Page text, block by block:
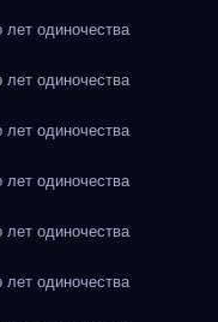
одиночества
одиночества
одиночества
одиночества
одиночества
одиночества